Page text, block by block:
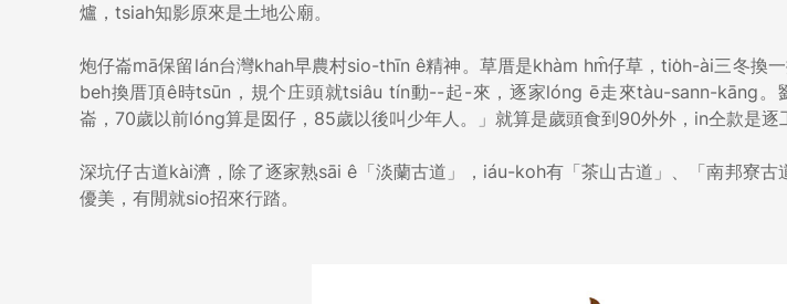
爐，tsiah知影原來是土地公廟。
炮仔崙mā保留lán台灣khah早農村sio-thīn ê精神。草厝是khàm hm̂仔草，tio̍h-ài三冬換
beh換厝頂ê時tsūn，規个庄頭就tsiâu tín動--起-來，逐家lóng ē走來tàu-sann-kāng
崙，70歲以前lóng算是囡仔，85歲以後叫少年人。」就算是歲頭食到90外外，in仝款是逐
深坑仔古道kài濟，除了逐家熟sāi ê「淡蘭古道」，iáu-koh有「茶山古道」、「南邦寮
優美，有閒就sio招來行踏。